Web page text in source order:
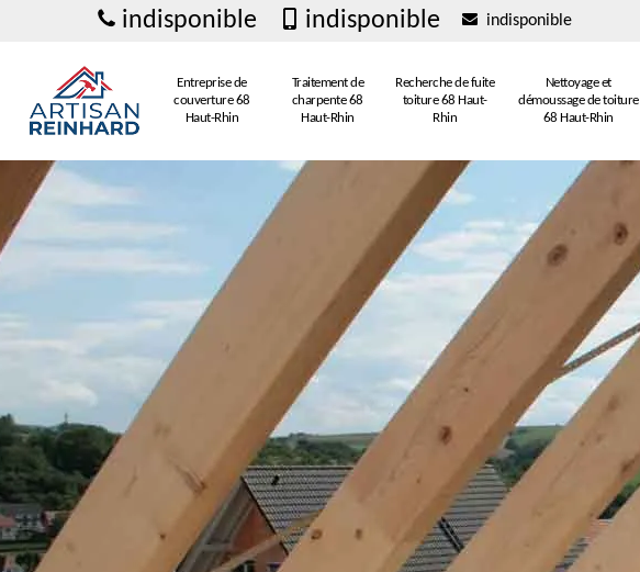
indisponible indisponible indisponible
Entreprise de
couverture 68
Haut-Rhin
Traitement de
charpente 68
Haut-Rhin
Recherche de fuite
toiture 68 Haut-
Rhin
Nettoyage et
démoussage de toiture
68 Haut-Rhin